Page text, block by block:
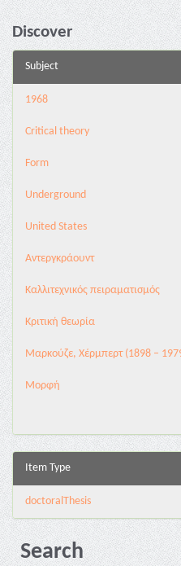
Discover
Subject
1968
Critical theory
Form
Underground
United States
Αντεργκράουντ
Καλλιτεχνικός πειραματισμός
Κριτική θεωρία
Μαρκούζε, Χέρμπερτ (1898 –
Μορφή
Item Type
doctoralThesis
Search